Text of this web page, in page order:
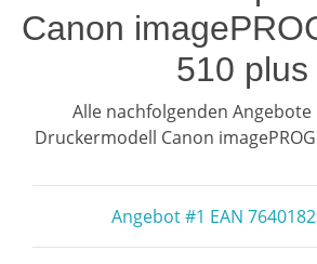
Canon
510 plus
Alle nachfolgenden Angebote
Druckermodell Canon
Angebot #1 EAN